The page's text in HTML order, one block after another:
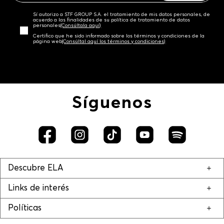
Sí autorizo a STF GROUP S.A. el tratamiento de mis datos personales, de
acuerdo a las finalidades de su política de tratamiento de datos
personales‎(Consúltala aquí)
Certifico que he sido informado sobre los términos y condiciones de la
página web‎(Consúltal aquí los términos y condiciones)
Síguenos
Descubre ELA
Links de interés
Políticas